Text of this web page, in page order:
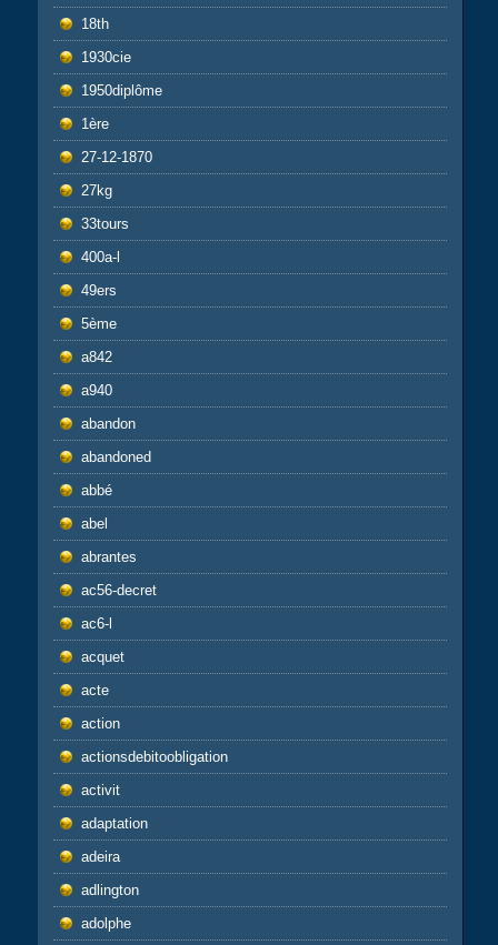
18th
1930cie
1950diplôme
1ère
27-12-1870
27kg
33tours
400a-l
49ers
5ème
a842
a940
abandon
abandoned
abbé
abel
abrantes
ac56-decret
ac6-l
acquet
acte
action
actionsdebitoobligation
activit
adaptation
adeira
adlington
adolphe